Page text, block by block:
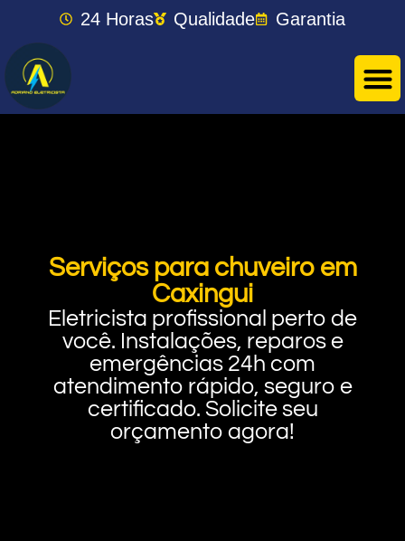
24 Horas Qualidade Garantia
Serviços para chuveiro em
Caxingui
Eletricista profissional perto de
você. Instalações, reparos e
emergências 24h com
atendimento rápido, seguro e
certificado. Solicite seu
orçamento agora!